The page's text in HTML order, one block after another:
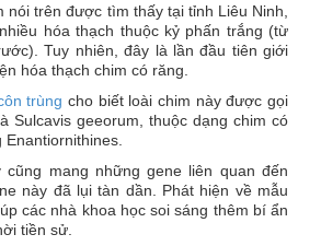
nói trên được tìm thấy tại tỉnh Liêu Ninh,
hóa thạch thuộc kỷ phấn trắng (từ
Tuy nhiên, đây là lần đầu tiên giới
hóa thạch chim có răng.
trùng cho biết loài chim này được gọi
Sulcavis geeorum, thuộc dạng chim có
cũng mang những gene liên quan đến
này đã lụi tàn dần. Phát hiện về mẫu
các nhà khoa học soi sáng thêm bí ẩn
tiền sử.